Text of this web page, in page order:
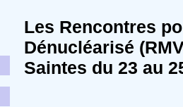
Les Rencontres
Dénucléarisé
Saintes du 23 au